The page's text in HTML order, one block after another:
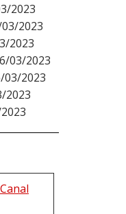
2023
2023
2023
03/2023
03/2023
2023